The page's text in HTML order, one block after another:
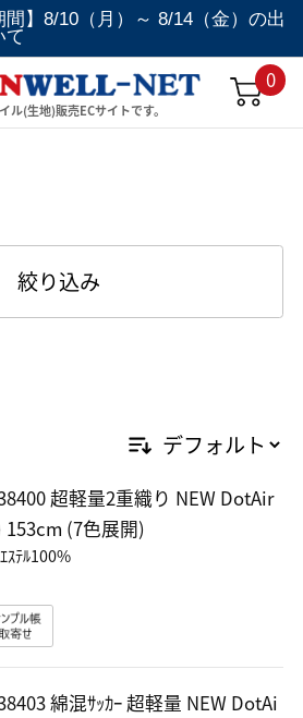
間】8/10（月）～ 8/14（金）の出
て
ル(生地)販売ECサイトです。
0
絞り込み
超軽量2重織り NEW DotAir
153cm (7色展開)
ｽﾃﾙ100%
綿混ｻｯｶｰ 超軽量 NEW DotAi